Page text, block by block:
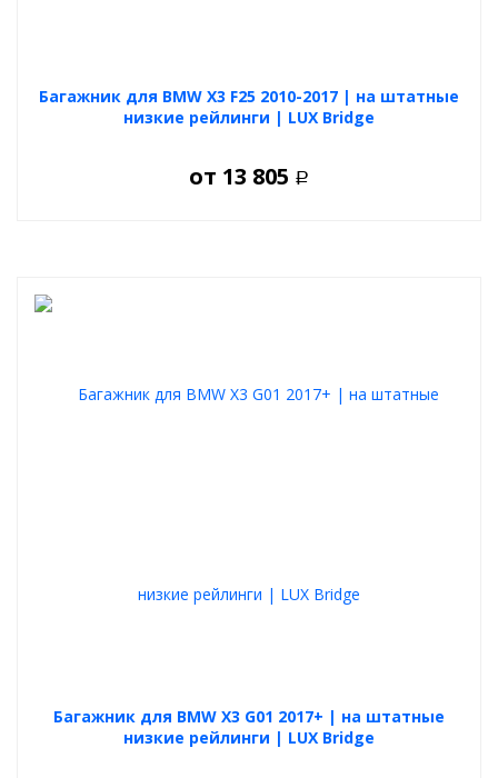
Багажник для BMW X3 F25 2010-2017 | на штатные
низкие рейлинги | LUX Bridge
от 13 805 Р
Багажник для BMW X3 G01 2017+ | на штатные
низкие рейлинги | LUX Bridge